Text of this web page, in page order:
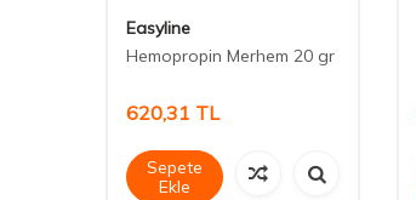
Easyline
Hemopropin Merhem 20 gr
620,31 TL
Sepete
Ekle